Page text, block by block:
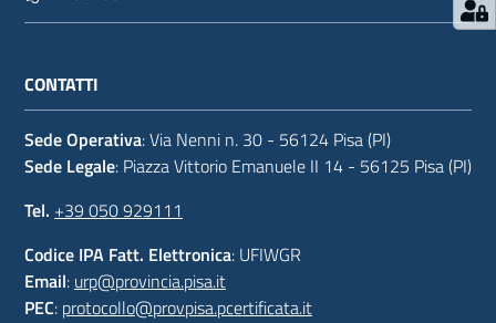
CONTATTI
Sede Operativa: Via Nenni n. 30 - 56124 Pisa (PI)
Sede Legale: Piazza Vittorio Emanuele II 14 - 56125 Pisa (PI)
Tel. +39 050 929111
Codice IPA Fatt. Elettronica: UFIWGR
Email: urp@provincia.pisa.it
PEC: protocollo@provpisa.pcertificata.it